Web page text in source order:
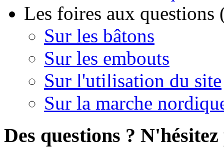
Les foires aux questions
Sur les bâtons
Sur les embouts
Sur l'utilisation du site
Sur la marche
Des questions ?